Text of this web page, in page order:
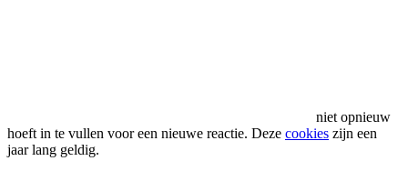
niet opnieuw
hoeft in te vullen voor een nieuwe reactie. Deze cookies zijn een
jaar lang geldig.